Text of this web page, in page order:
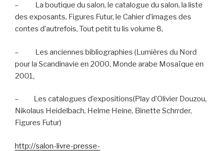
–
La boutique du salon, le catalogue du salon, la liste
des exposants, Figures Futur, le Cahier d’images des
contes d’autrefois, Tout petit tu lis volume 8,
–
Les anciennes bibliographies (Lumières du Nord
pour la Scandinavie en 2000, Monde arabe Mosaïque en
2001,
–
Les catalogues d’expositions(Play d’Olivier Douzou,
Nikolaus Heidelbach, Helme Heine, Binette Schrrder,
Figures Futur)
http://salon-livre-presse-